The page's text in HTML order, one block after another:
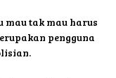
mau tak mau harus
pengguna